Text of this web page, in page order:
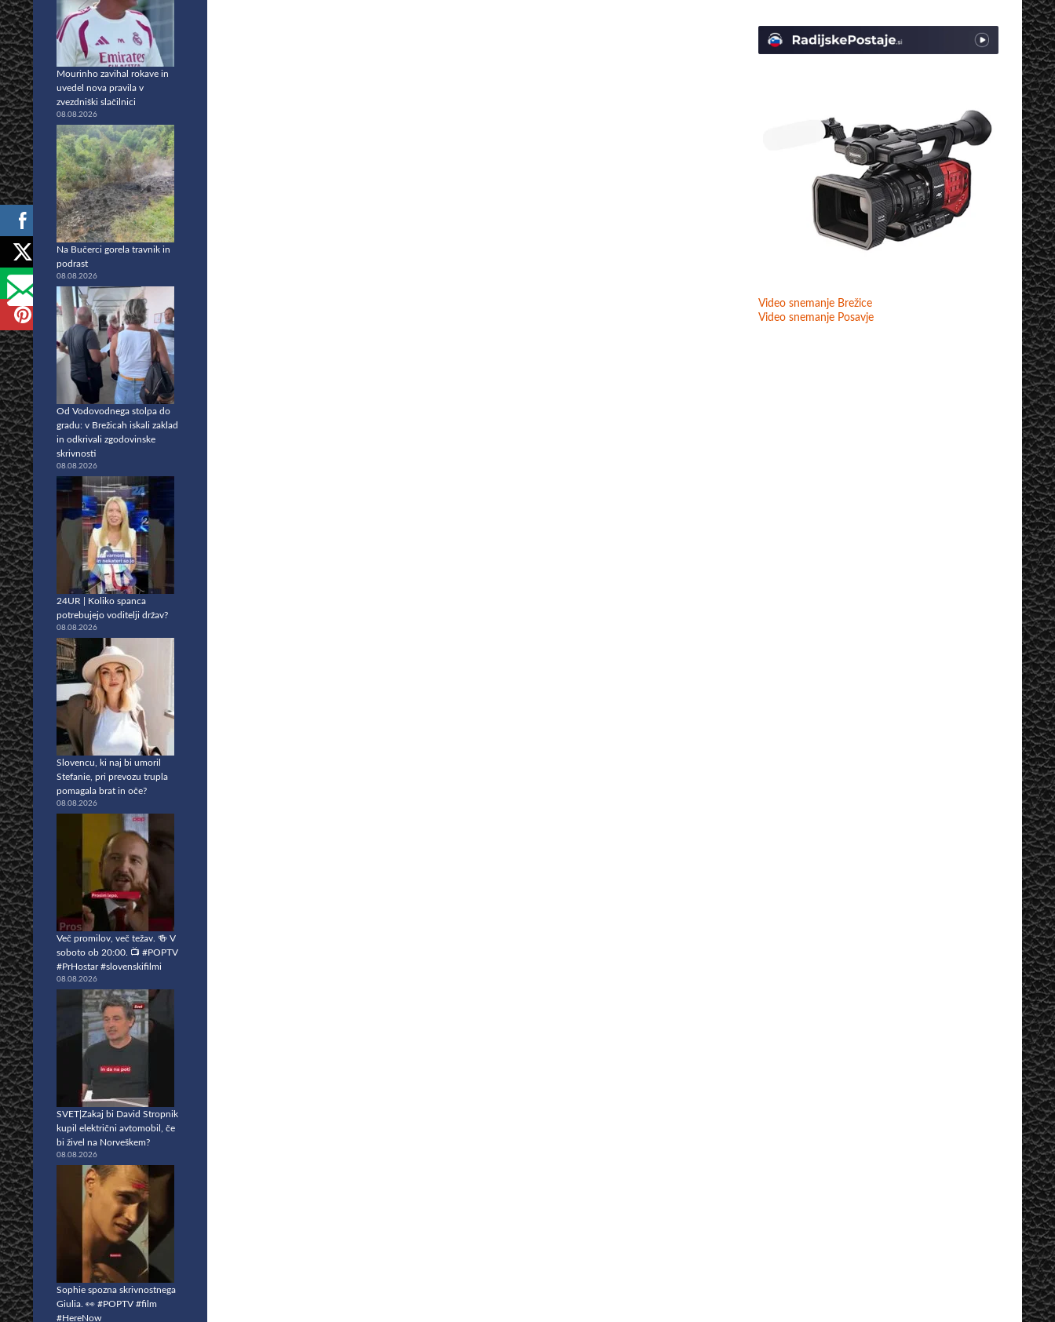
Video snemanje Brežice
Video snemanje Posavje
Mourinho zavihal rokave in
uvedel nova pravila v
zvezdniški slačilnici
08.08.2026
Na Bučerci gorela travnik in
podrast
08.08.2026
Od Vodovodnega stolpa do
gradu: v Brežicah iskali zaklad
in odkrivali zgodovinske
skrivnosti
08.08.2026
24UR | Koliko spanca
potrebujejo voditelji držav?
08.08.2026
Slovencu, ki naj bi umoril
Stefanie, pri prevozu trupla
pomagala brat in oče?
08.08.2026
Več promilov, več težav. 🍻 V
soboto ob 20:00. 📺 #POPTV
#PrHostar #slovenskifilmi
08.08.2026
SVET|Zakaj bi David Stropnik
kupil električni avtomobil, če
bi živel na Norveškem?
08.08.2026
Sophie spozna skrivnostnega
Giulia. 👀 #POPTV #film
#HereNow